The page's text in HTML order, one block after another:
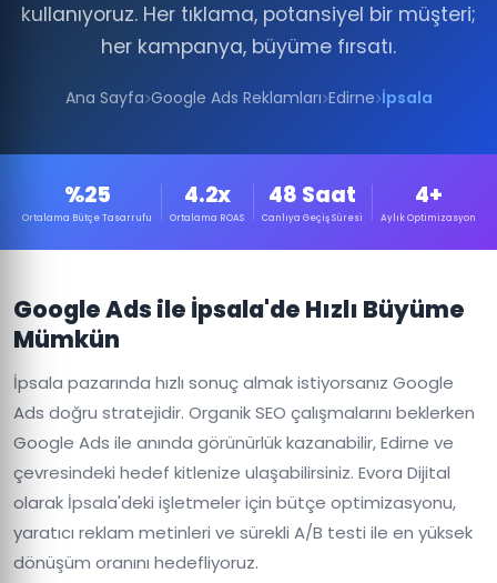
kullanıyoruz. Her tıklama, potansiyel bir müşteri;
her kampanya, büyüme fırsatı.
Ana Sayfa Google Ads Reklamları Edirne İpsala
%25
Ortalama Bütçe Tasarrufu
4.2x
Ortalama ROAS
48 Saat
Canlıya Geçiş Süresi
4+
Aylık Optimizasyon
Google Ads ile İpsala'de Hızlı Büyüme
Mümkün
İpsala pazarında hızlı sonuç almak istiyorsanız Google
Ads doğru stratejidir. Organik SEO çalışmalarını beklerken
Google Ads ile anında görünürlük kazanabilir, Edirne ve
çevresindeki hedef kitlenize ulaşabilirsiniz. Evora Dijital
olarak İpsala'deki işletmeler için bütçe optimizasyonu,
yaratıcı reklam metinleri ve sürekli A/B testi ile en yüksek
dönüşüm oranını hedefliyoruz.